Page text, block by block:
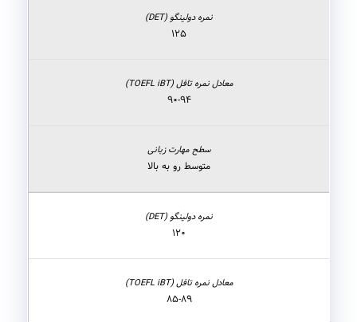
۱۲۵
۹۰-۹۴
متوسط رو به بالا
۱۲۰
۸۵-۸۹